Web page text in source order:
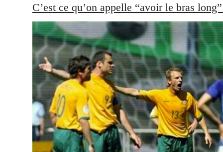
C’est ce qu’on appelle “avoir le bras